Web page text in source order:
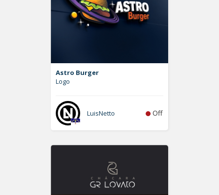
Astro Burger
Logo
LuisNetto Off